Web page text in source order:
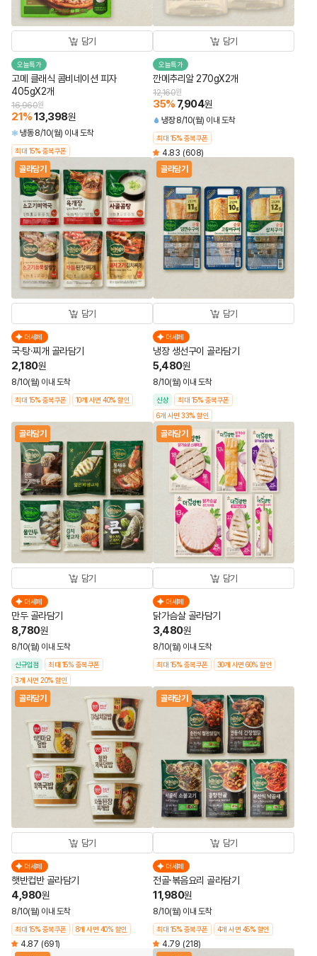
담기
오늘특가
고메 클래식 콤비네이션 피자
405gX2개
16,960원
21%13,398원
냉동 8/10(월) 이내 도착
최대 15% 중복쿠폰
담기
오늘특가
깐메추리알 270gX2개
12,160원
35% 7,904원
냉장 8/10(월) 이내 도착
최대 15% 중복쿠폰
4.83 (608)
골라담기
담기
더세페
국·탕·찌개 골라담기
2,180원
8/10(월) 이내 도착
최대 15% 중복쿠폰 10개 사면 40% 할인
골라담기
담기
더세페
냉장 생선구이 골라담기
5,480원
8/10(월) 이내 도착
신상
최대 15% 중복쿠폰
6개 사면 33% 할인
골라담기
담기
더세페
만두 골라담기
8,780원
8/10(월) 이내 도착
신규입점
최대 15% 중복쿠폰
3개 사면 20% 할인
골라담기
담기
더세페
닭가슴살 골라담기
3,480원
8/10(월) 이내 도착
최대 15% 중복쿠폰 30개 사면 60% 할인
골라담기
담기
더세페
햇반컵반 골라담기
4,980원
8/10(월) 이내 도착
최대 15% 중복쿠폰 8개 사면 40% 할인
4.87 (691)
골라담기
담기
더세페
전골·볶음요리 골라담기
11,980원
8/10(월) 이내 도착
최대 15% 중복쿠폰 4개 사면 45% 할인
4.79 (218)